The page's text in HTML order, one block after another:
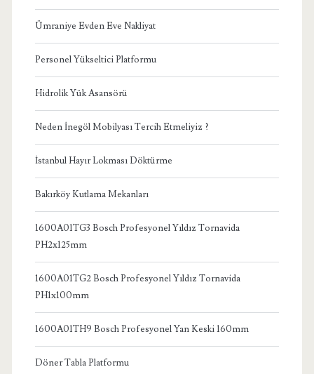
Ümraniye Evden Eve Nakliyat
Personel Yükseltici Platformu
Hidrolik Yük Asansörü
Neden İnegöl Mobilyası Tercih Etmeliyiz ?
İstanbul Hayır Lokması Döktürme
Bakırköy Kutlama Mekanları
1600A01TG3 Bosch Profesyonel Yıldız Tornavida
PH2x125mm
1600A01TG2 Bosch Profesyonel Yıldız Tornavida
PH1x100mm
1600A01TH9 Bosch Profesyonel Yan Keski 160mm
Döner Tabla Platformu